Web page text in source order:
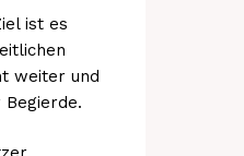
ist es
weiter und